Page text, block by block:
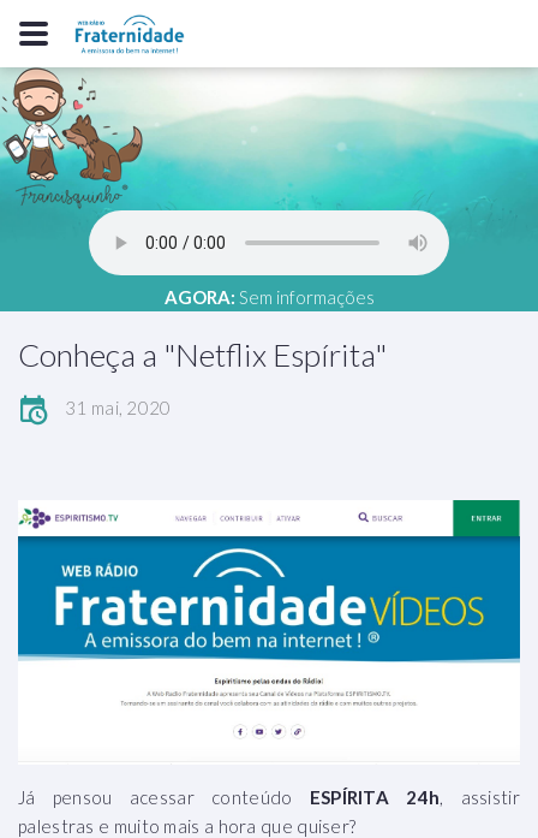
AGORA: Sem informações
Conheça a "Netflix Espírita"
31 mai, 2020
Já pensou acessar conteúdo ESPÍRITA 24h, assistir
palestras e muito mais a hora que quiser?